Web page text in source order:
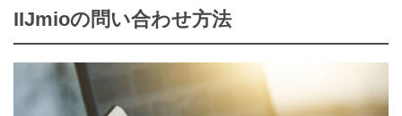
IIJmioの問い合わせ方法